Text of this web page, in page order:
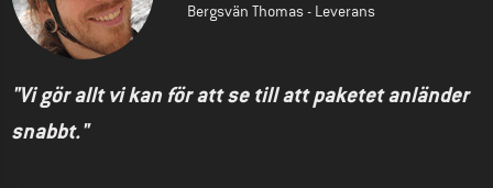
Bergsvän Thomas - Leverans
"Vi gör allt vi kan för att se till att paketet anländer
snabbt."